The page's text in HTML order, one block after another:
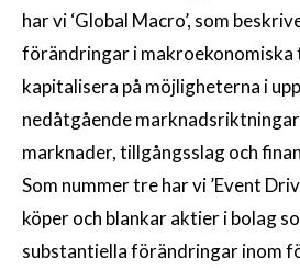
har vi ‘Global Macro’, som
förändringar i
kapitalisera på möjligheterna i
nedåtgående
marknader, tillgångsslag och
Som nummer tre har vi ’Event
köper och blankar aktier i bolag
substantiella förändringar inom